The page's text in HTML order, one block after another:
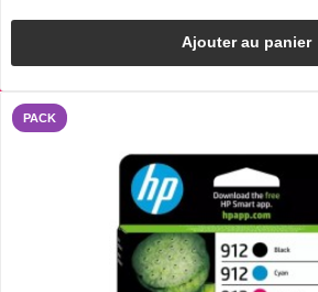
Ajouter au panier
PACK